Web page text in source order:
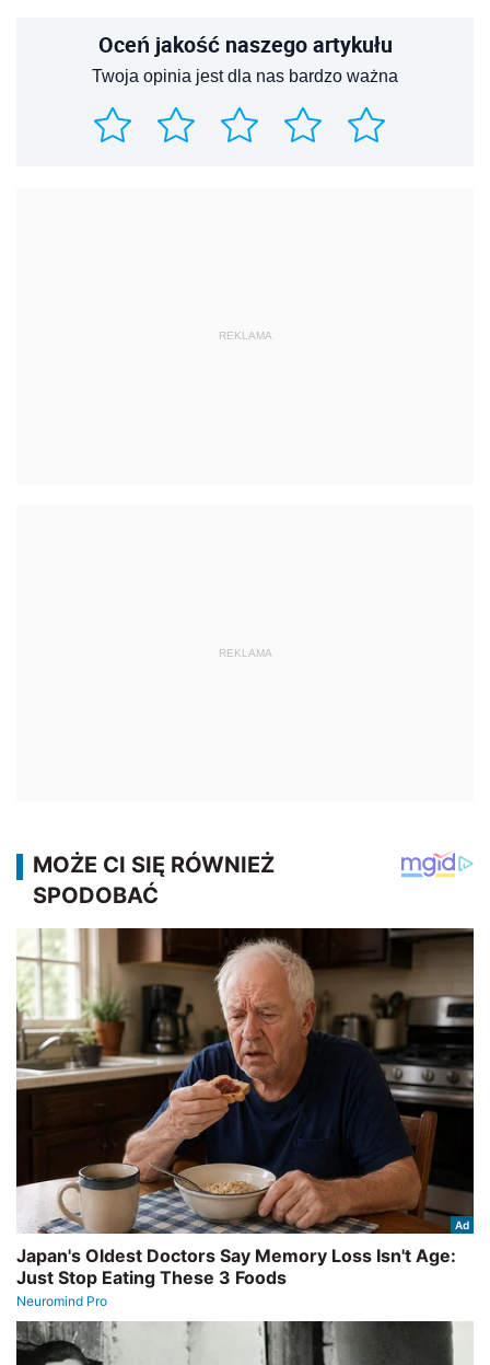
Oceń jakość naszego artykułu
Twoja opinia jest dla nas bardzo ważna
REKLAMA
REKLAMA